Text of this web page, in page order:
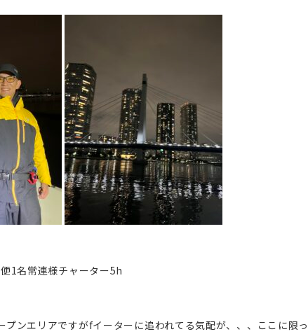
1名常連様チャーター5h
プンエリアですがfイーターに追われてる気配が、、、ここに限っ